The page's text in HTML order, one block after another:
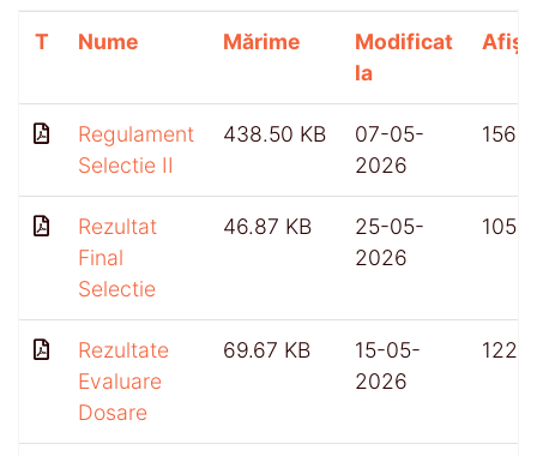
T Nume Mărime
Modificat
la
Regulament
Selectie II
438.50 KB
07-05-
2026
156
Rezultat
Final
Selectie
46.87 KB
25-05-
2026
105
Rezultate
Evaluare
Dosare
69.67 KB
15-05-
2026
122